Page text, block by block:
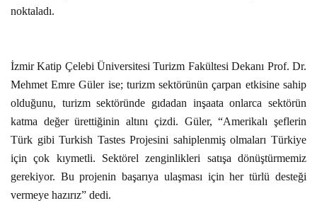
noktaladı.
İzmir Katip Çelebi Üniversitesi Turizm Fakültesi Dekanı Prof. Dr.
Mehmet Emre Güler ise; turizm sektörünün çarpan etkisine sahip
olduğunu, turizm sektöründe gıdadan inşaata onlarca sektörün
katma değer ürettiğinin altını çizdi. Güler, “Amerikalı şeflerin
Türk gibi Turkish Tastes Projesini sahiplenmiş olmaları Türkiye
için çok kıymetli. Sektörel zenginlikleri satışa dönüştürmemiz
gerekiyor. Bu projenin başarıya ulaşması için her türlü desteği
vermeye hazırız” dedi.